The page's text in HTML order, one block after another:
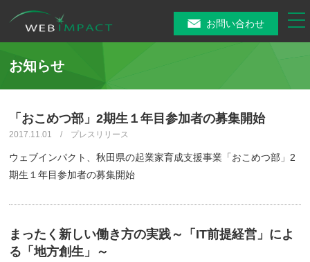
お問い合わせ
お知らせ
「おこめつ部」2期生１年目参加者の募集開始
2017.11.01 / プレスリリース
ウェブインパクト、秋田県の起業家育成支援事業「おこめつ部」2
期生１年目参加者の募集開始
まったく新しい働き方の実践～「IT前提経営」によ
る「地方創生」～